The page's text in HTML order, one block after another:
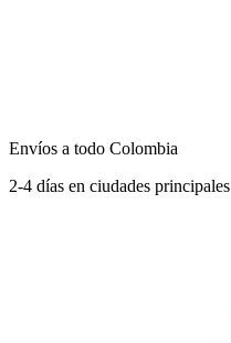
Envíos a todo Colombia
2-4 días en ciudades principales